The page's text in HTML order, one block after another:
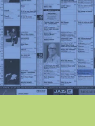
neu
der freien
ABO